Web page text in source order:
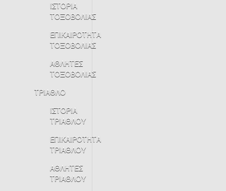
ΙΣΤΟΡΙΑ
ΤΟΞΟΒΟΛΙΑΣ
ΕΠΙΚΑΙΡΟΤΗΤΑ
ΤΟΞΟΒΟΛΙΑΣ
ΑΘΛΗΤΕΣ
ΤΟΞΟΒΟΛΙΑΣ
ΤΡΙΑΘΛΟ
ΙΣΤΟΡΙΑ
ΤΡΙΑΘΛΟΥ
ΕΠΙΚΑΙΡΟΤΗΤΑ
ΤΡΙΑΘΛΟΥ
ΑΘΛΗΤΕΣ
ΤΡΙΑΘΛΟΥ